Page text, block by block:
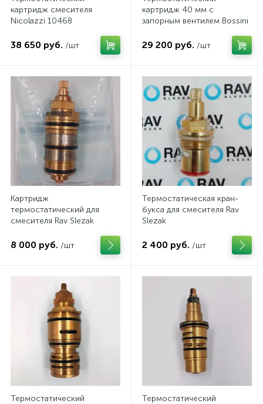
картридж смесителя
Nicolazzi 10468
38 650 руб. /шт
картридж 40 мм с
запорным вентилем Bossini
29 200 руб. /шт
Картридж
термостатический для
смесителя Rav Slezak
8 000 руб. /шт
Термостатическая кран-
букса для смесителя Rav
Slezak
2 400 руб. /шт
Термостатический
Термостатический